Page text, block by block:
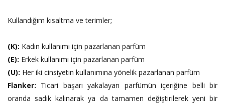
Kullandığım kısaltma ve terimler;
(K): Kadın kullanımı için pazarlanan parfüm
(E): Erkek kullanımı için pazarlanan parfüm
(U): Her iki cinsiyetin kullanımına yönelik pazarlanan parfüm
Flanker: Ticari başarı yakalayan parfümün içeriğine belli bir
oranda sadık kalınarak ya da tamamen değiştirilerek yeni bir